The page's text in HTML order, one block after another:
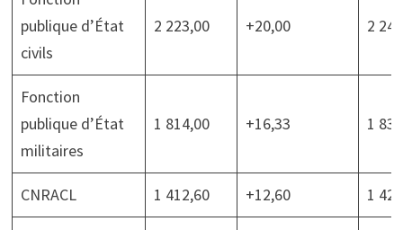
publique d’État
civils
2 223,00 +20,00 2
Fonction
publique d’État
militaires
1 814,00 +16,33 1
CNRACL 1 412,60 +12,60 1